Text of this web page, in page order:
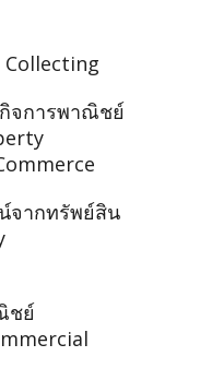
Collecting
จการพาณิชย์
จากทรัพย์สิน
ชย์